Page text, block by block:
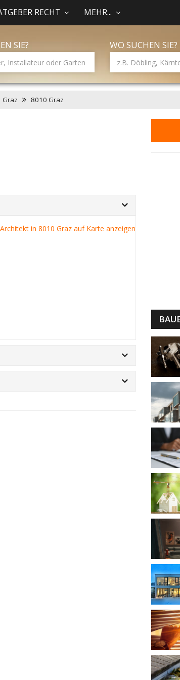
RECHT MEHR...
SIE? WO SUCHEN SIE?
Graz 8010 Graz
in 8010 Graz auf Karte anzeigen